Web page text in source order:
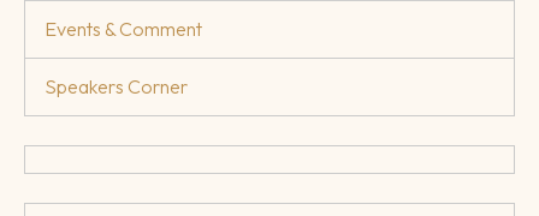
Events & Comment
Speakers Corner